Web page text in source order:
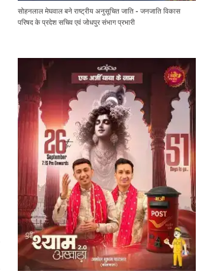
सोहनलाल मेघवाल बने राष्ट्रीय अनुसूचित जाति - जनजाति विकास
परिषद के प्रदेश सचिव एवं जोधपुर संभाग प्रभारी